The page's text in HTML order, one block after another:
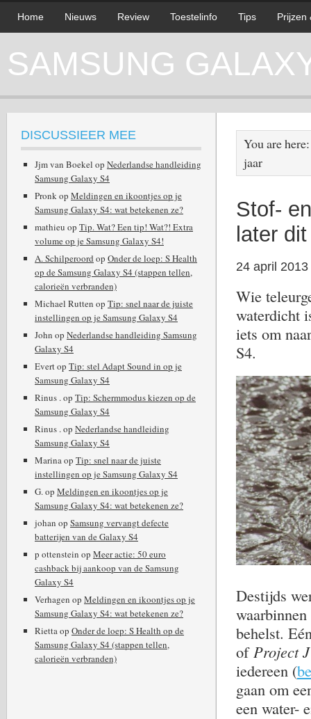
Home Nieuws Review Toestelinfo Tips Prijzen
SAMSUNG
You are
jaar
Stof-
later
24 april 2013
Wie
waterdicht
iets om
S4.
Destijds
behelst.
ofProject
iedereen (
gaan om
een water-
DISCUSSIEER MEE
Jjm van Boekel op Nederlandse handleiding
Samsung Galaxy S4
Pronkop Meldingen en ikoontjes op je
Samsung Galaxy S4: wat betekenen ze?
mathieu op Tip. Wat? Een tip! Wat?! Extra
volume op je Samsung Galaxy S4!
A. Schilperoord op Onder de loep: S Health
op de Samsung Galaxy S4 (stappen tellen,
calorieën verbranden)
Michael Rutten op Tip: snel naar de juiste
instellingen op je Samsung Galaxy S4
John op Nederlandse handleiding Samsung
Galaxy S4
Evertop Tip: stel Adapt Sound in op je
Samsung Galaxy S4
Rinus .op Tip: Schermmodus kiezen op de
Samsung Galaxy S4
Rinus .op Nederlandse handleiding
Samsung Galaxy S4
Marinaop Tip: snel naar de juiste
instellingen op je Samsung Galaxy S4
G.op Meldingen en ikoontjes op je
Samsung Galaxy S4: wat betekenen ze?
johan op Samsung vervangt defecte
batterijen van de Galaxy S4
p ottenstein op Meer actie: 50 euro
cashback bij aankoop van de Samsung
Galaxy S4
Verhagen op Meldingen en ikoontjes op je
Samsung Galaxy S4: wat betekenen ze?
Riettaop Onder de loep: S Health op de
Samsung Galaxy S4 (stappen tellen,
calorieën verbranden)